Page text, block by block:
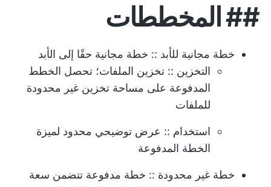
## المخططات
خطة مجانية للأبد :: خطة مجانية حقًا إلى الأبد
التخزين :: تخزين الملفات؛ تحصل الخطط
المدفوعة على مساحة تخزين غير محدودة
للملفات
استخدام :: عرض توضيحي محدود لميزة
الخطة المدفوعة
خطة غير محدودة :: خطة مدفوعة تتضمن سعة